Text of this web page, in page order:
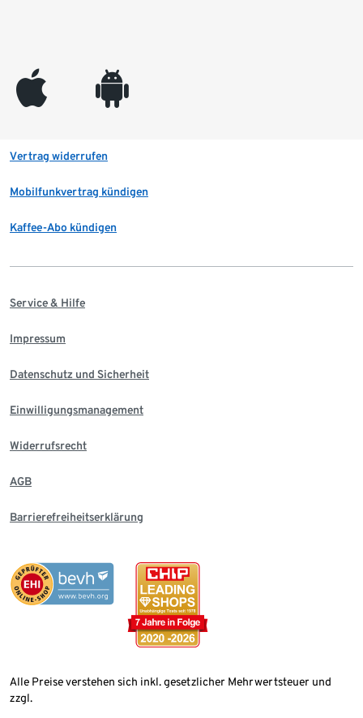
appleinc android
Vertrag widerrufen
Mobilfunkvertrag kündigen
Kaffee-Abo kündigen
Service & Hilfe
Impressum
Datenschutz und Sicherheit
Einwilligungsmanagement
Widerrufsrecht
AGB
Barrierefreiheitserklärung
Alle Preise verstehen sich inkl. gesetzlicher Mehrwertsteuer und
zzgl.